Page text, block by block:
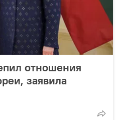
отношения
заявила